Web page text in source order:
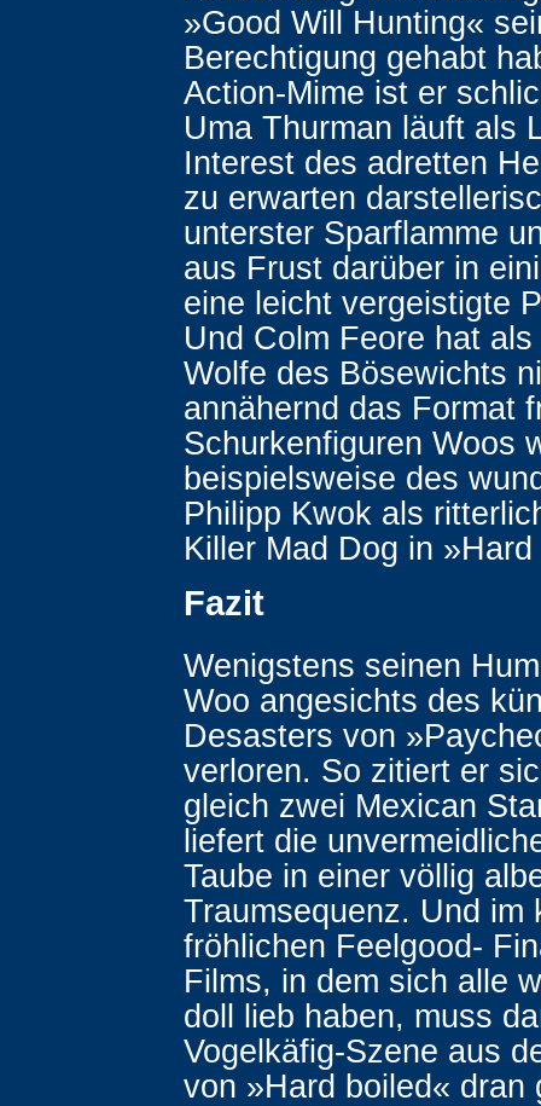
»Good Will Hunting«
Berechtigung gehabt
Action-Mime ist er
Uma Thurman läuft als
Interest des adretten
zu erwarten
unterster Sparflamme
aus Frust darüber in
eine leicht vergeistigte
Und Colm Feore hat
Wolfe des Bösewichts
annähernd das Format
Schurkenfiguren Woos
beispielsweise des
Philipp Kwok als
Killer Mad Dog in
Fazit
Wenigstens seinen
Woo angesichts des
Desasters von
verloren. So zitiert er
gleich zwei Mexican
liefert die
Taube in einer völlig
Traumsequenz. Und im
fröhlichen Feelgood-
Films, in dem sich alle
doll lieb haben, muss
Vogelkäfig-Szene aus
von »Hard boiled« dran